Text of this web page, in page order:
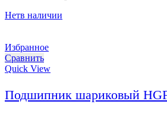
Нетв наличии
Избранное
Сравнить
Quick View
Подшипник шариковый